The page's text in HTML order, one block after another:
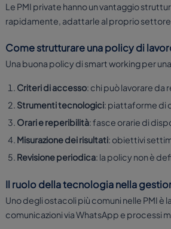
Le PMI private hanno un vantaggio
rapidamente, adattarle al proprio settore
Come strutturare una policy di
Una buona policy di smart working per
Criteri di accesso: chi può lavorare da
Strumenti tecnologici: piattaforme di
Orari e reperibilità: fasce orarie di
Misurazione dei risultati: obiettivi
Revisione periodica: la policy non è
Il ruolo della tecnologia nella
Uno degli ostacoli più comuni nelle PMI
comunicazioni via WhatsApp e processi